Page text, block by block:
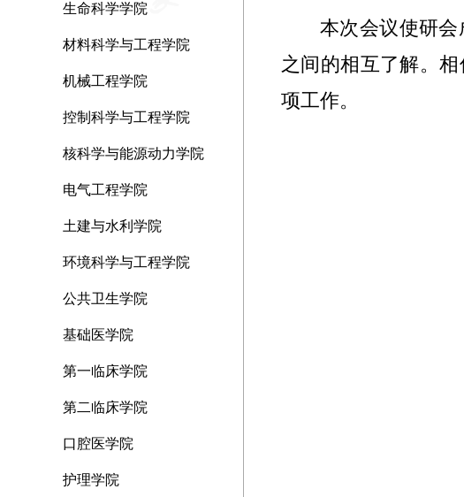
生命科学学院
材料科学与工程学院
机械工程学院
控制科学与工程学院
核科学与能源动力学院
电气工程学院
土建与水利学院
环境科学与工程学院
公共卫生学院
基础医学院
第一临床学院
第二临床学院
口腔医学院
护理学院
本次会议使研
之间的相互了解。
项工作。